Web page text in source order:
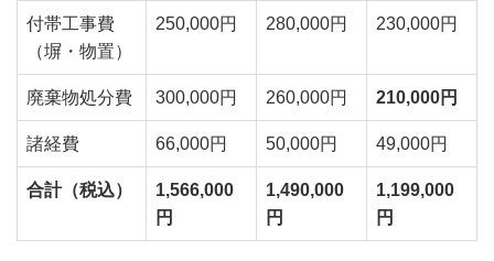
付帯工事費
（塀・物置）
250,000円 280,000円 230,000円
廃棄物処分費 300,000円 260,000円 210,000円
諸経費 66,000円 50,000円 49,000円
合計（税込）
1,566,000
円
1,490,000
円
1,199,000
円